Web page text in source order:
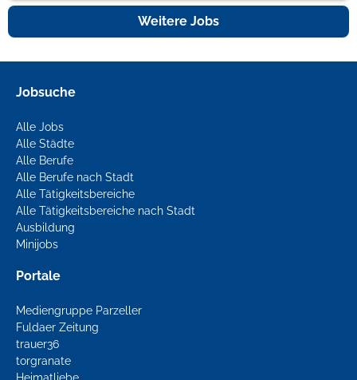
Weitere Jobs
Jobsuche
Alle Jobs
Alle Städte
Alle Berufe
Alle Berufe nach Stadt
Alle Tätigkeitsbereiche
Alle Tätigkeitsbereiche nach Stadt
Ausbildung
Minijobs
Portale
Mediengruppe Parzeller
Fuldaer Zeitung
trauer36
torgranate